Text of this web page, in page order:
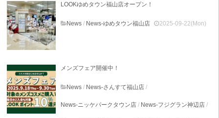
LOOKゆめタウン福山店オープン！
News / News-ゆめタウン福山店 2025-09-22(Mon)
メンズフェア開催中！
News / News-さんすて福山店 /
News-ニッケパークタウン店 / News-フジグラン神辺店 /